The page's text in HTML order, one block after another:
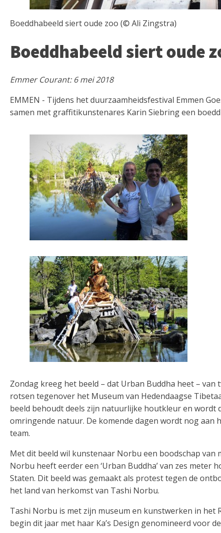
Boeddhabeeld siert oude zoo (© Ali Zingstra)
Boeddhabeeld siert oude
Emmer Courant: 6 mei 2018
EMMEN - Tijdens het duurzaamheidsfestival Emmen
samen met graffitikunstenares Karin Siebring een
Zondag kreeg het beeld – dat Urban Buddha heet –
rotsen tegenover het Museum van Hedendaagse
beeld behoudt deels zijn natuurlijke houtkleur en wordt
omringende natuur. De komende dagen wordt nog
team.
Met dit beeld wil kunstenaar Norbu een boodschap van
Norbu heeft eerder een ‘Urban Buddha’ van zes meter
Staten. Dit beeld was gemaakt als protest tegen de
het land van herkomst van Tashi Norbu.
Tashi Norbu is met zijn museum en kunstwerken in het
begin dit jaar met haar Ka’s Design genomineerd voor